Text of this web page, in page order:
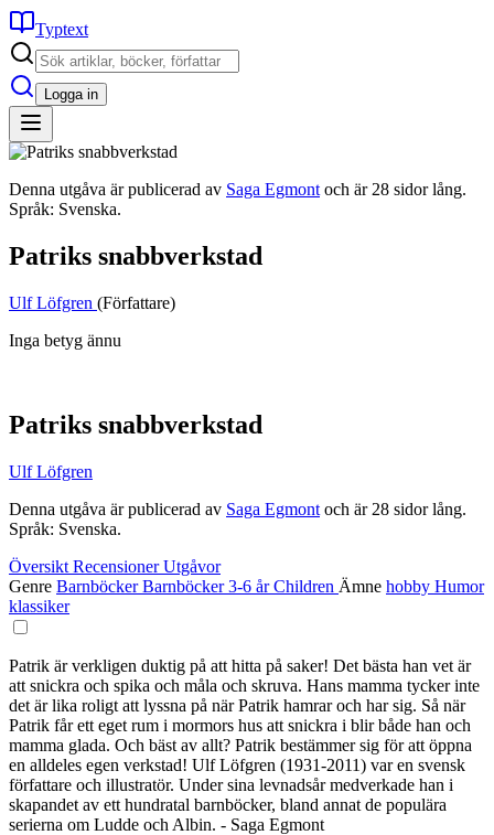
Typtext
Logga in
Denna utgåva är publicerad av Saga Egmont och är 28 sidor lång.
Språk: Svenska.
Patriks snabbverkstad
Ulf Löfgren (Författare)
Inga betyg ännu
Patriks snabbverkstad
Ulf Löfgren
Denna utgåva är publicerad av Saga Egmont och är 28 sidor lång.
Språk: Svenska.
Översikt RecensionerUtgåvor
Genre BarnböckerBarnböcker 3-6 årChildren Ämne hobby Humor
klassiker
Patrik är verkligen duktig på att hitta på saker! Det bästa han vet är
att snickra och spika och måla och skruva. Hans mamma tycker inte
det är lika roligt att lyssna på när Patrik hamrar och har sig. Så när
Patrik får ett eget rum i mormors hus att snickra i blir både han och
mamma glada. Och bäst av allt? Patrik bestämmer sig för att öppna
en alldeles egen verkstad! Ulf Löfgren (1931-2011) var en svensk
författare och illustratör. Under sina levnadsår medverkade han i
skapandet av ett hundratal barnböcker, bland annat de populära
serierna om Ludde och Albin. - Saga Egmont